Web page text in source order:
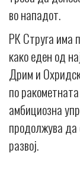
во нападот.
РК Струга има
како еден од
Дрим и
по
амбициозна
продолжува да
развој.